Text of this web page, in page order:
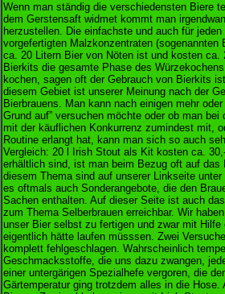
Wenn man ständig die verschiedensten Biere
dem Gerstensaft widmet kommt man
herzustellen. Die einfachste und auch für
vorgefertigten Malzkonzentraten
ca. 20 Litern Bier von Nöten ist und kosten
Bierkits die gesamte Phase des
kochen, sagen oft der Gebrauch von Bierkits
diesem Gebiet ist unserer Meinung nach der
Bierbrauens. Man kann nach einigen mehr
Grund auf” versuchen möchte oder ob man
mit der käuflichen Konkurrenz zumindest mit,
Routine erlangt hat, kann man sich so auch
Vergleich: 20 l Irish Stout als Kit kosten ca.
erhältlich sind, ist man beim Bezug oft auf
diesem Thema sind auf unserer Linkseite
es oftmals auch Sonderangebote, die den
Sachen enthalten. Auf dieser Seite ist auch
zum Thema Selberbrauen erreichbar. Wir
unser Bier selbst zu fertigen und zwar mit
eigentlich hätte laufen müsssen. Zwei
komplett fehlgeschlagen. Wahrscheinlich
Geschmacksstoffe, die uns dazu zwangen,
einer untergärigen Spezialhefe vergoren, die
Gärtemperatur ging trotzdem alles in die